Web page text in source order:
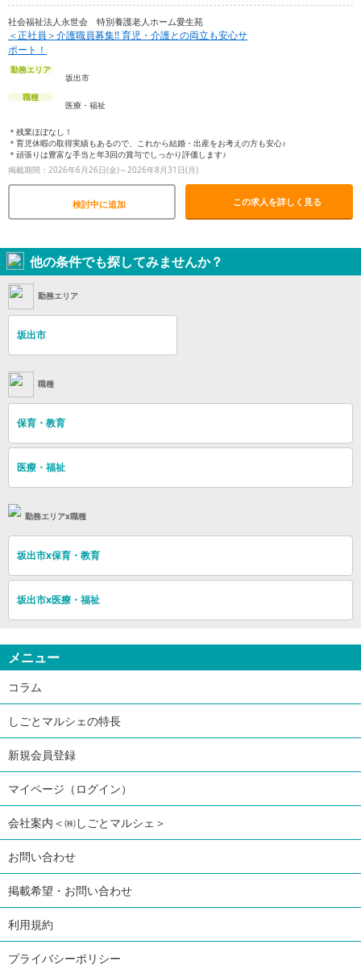
社会福祉法人永世会 特別養護老人ホーム愛生苑
＜正社員＞介護職員募集!! 育児・介護との両立も安心サ
ポート！
勤務エリア
坂出市
職種
医療・福祉
＊残業ほぼなし！
＊育児休暇の取得実績もあるので、これから結婚・出産をお考えの方も安心♪
＊頑張りは豊富な手当と年3回の賞与でしっかり評価します♪
掲載期間：2026年6月26日(金)～2026年8月31日(月)
検討中に追加 この求人を詳しく見る
他の条件でも探してみませんか？
勤務エリア
坂出市
職種
保育・教育
医療・福祉
勤務エリアx職種
坂出市x保育・教育
坂出市x医療・福祉
メニュー
コラム
しごとマルシェの特長
新規会員登録
マイページ（ログイン）
会社案内＜㈱しごとマルシェ＞
お問い合わせ
掲載希望・お問い合わせ
利用規約
プライバシーポリシー